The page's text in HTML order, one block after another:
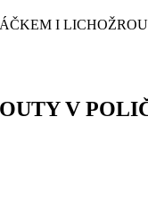
I
V